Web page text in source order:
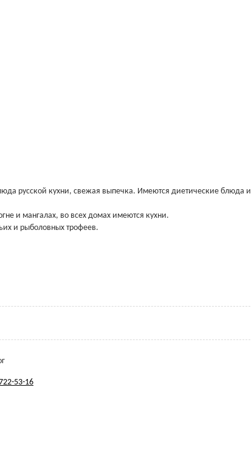
русской кухни, свежая выпечка. Имеются диетические блюда и
и мангалах, во всех домах имеются кухни.
и рыболовных трофеев.
53-16